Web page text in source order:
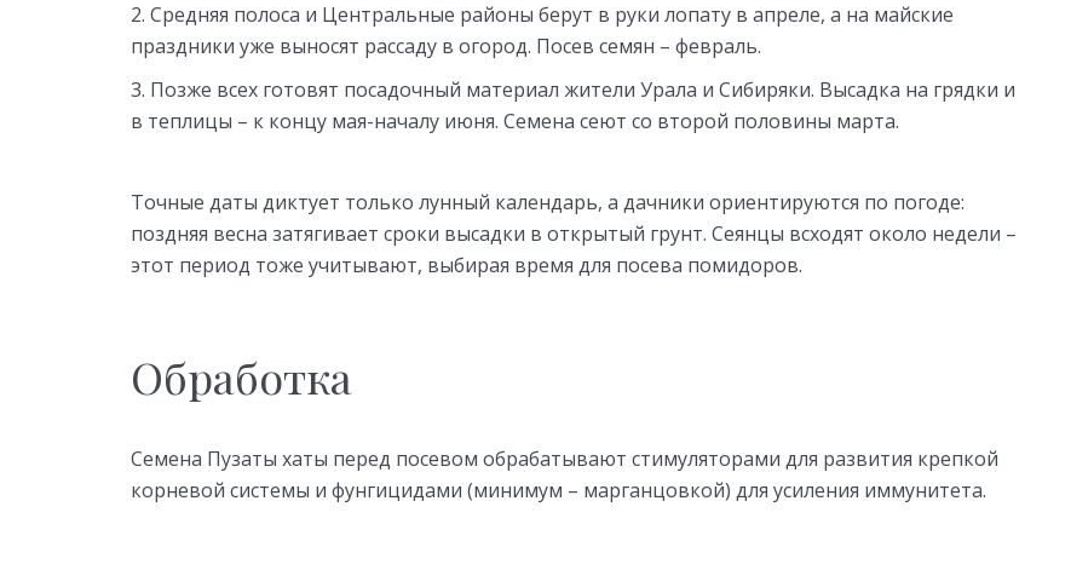
Средняя полоса и Центральные районы берут в руки лопату в апреле, а на майские
праздники уже выносят рассаду в огород. Посев семян – февраль.
Позже всех готовят посадочный материал жители Урала и Сибиряки. Высадка на грядки и
в теплицы – к концу мая-началу июня. Семена сеют со второй половины марта.
Точные даты диктует только лунный календарь, а дачники ориентируются по погоде:
поздняя весна затягивает сроки высадки в открытый грунт. Сеянцы всходят около недели –
этот период тоже учитывают, выбирая время для посева помидоров.
Обработка
Семена Пузаты хаты перед посевом обрабатывают стимуляторами для развития крепкой
корневой системы и фунгицидами (минимум – марганцовкой) для усиления иммунитета.